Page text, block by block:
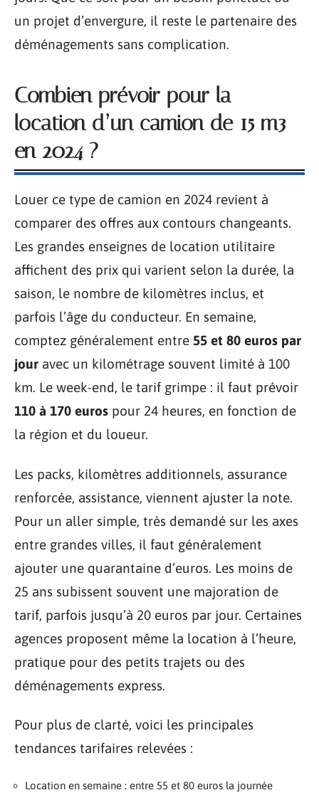
un projet d’envergure, il reste le partenaire des
déménagements sans complication.
Combien prévoir pour la
location d’un camion de 15 m3
en 2024 ?
Louer ce type de camion en 2024 revient à
comparer des offres aux contours changeants.
Les grandes enseignes de location utilitaire
affichent des prix qui varient selon la durée, la
saison, le nombre de kilomètres inclus, et
parfois l’âge du conducteur. En semaine,
comptez généralement entre 55 et 80 euros par
jour avec un kilométrage souvent limité à 100
km. Le week-end, le tarif grimpe : il faut prévoir
110 à 170 euros pour 24 heures, en fonction de
la région et du loueur.
Les packs, kilomètres additionnels, assurance
renforcée, assistance, viennent ajuster la note.
Pour un aller simple, très demandé sur les axes
entre grandes villes, il faut généralement
ajouter une quarantaine d’euros. Les moins de
25 ans subissent souvent une majoration de
tarif, parfois jusqu’à 20 euros par jour. Certaines
agences proposent même la location à l’heure,
pratique pour des petits trajets ou des
déménagements express.
Pour plus de clarté, voici les principales
tendances tarifaires relevées :
Location en semaine : entre 55 et 80 euros la journée